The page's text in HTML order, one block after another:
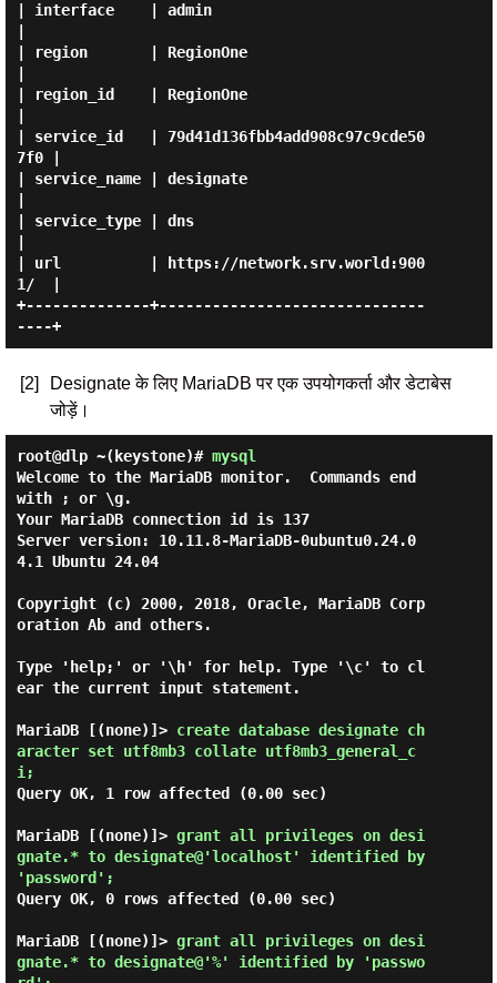
| interface    | admin
| region       | RegionOne
| region_id    | RegionOne
| service_id   | 79d41d136fbb4add908c97c9cde50
7f0 |
| service_name | designate
| service_type | dns
| url          | https://network.srv.world:900
1/  |
+--------------+------------------------------
----+
[2]
Designate के लिए MariaDB पर एक उपयोगकर्ता और डेटाबेस
जोड़ें।
root@dlp ~(keystone)# mysql
Welcome to the MariaDB monitor.  Commands end
with ; or \g.
Your MariaDB connection id is 137
Server version: 10.11.8-MariaDB-0ubuntu0.24.0
4.1 Ubuntu 24.04
Copyright (c) 2000, 2018, Oracle, MariaDB Corp
oration Ab and others.
Type 'help;' or '\h' for help. Type '\c' to cl
ear the current input statement.
MariaDB [(none)]> create database designate ch
aracter set utf8mb3 collate utf8mb3_general_c
i;
Query OK, 1 row affected (0.00 sec)
MariaDB [(none)]> grant all privileges on desi
gnate.* to designate@'localhost' identified by
'password';
Query OK, 0 rows affected (0.00 sec)
MariaDB [(none)]> grant all privileges on desi
gnate.* to designate@'%' identified by 'passwo